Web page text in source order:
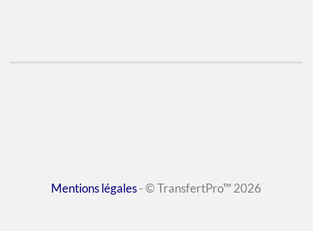
Mentions légales- © TransfertPro™ 2026